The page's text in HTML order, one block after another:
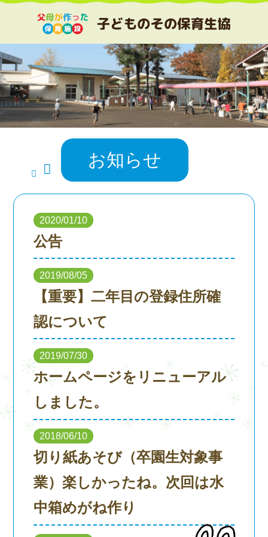
お知らせ
2020/01/10
公告
2019/08/05
【重要】二年目の登録住所確
認について
2019/07/30
ホームページをリニューアル
しました。
2018/06/10
切り紙あそび（卒園生対象事
業）楽しかったね。次回は水
中箱めがね作り